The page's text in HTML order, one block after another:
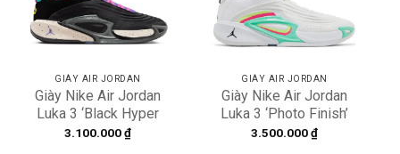
wishlist
GIÀY AIR JORDAN
Giày Nike Air Jordan
Luka 3 ‘Black Hyper
Jade Pink’ FQ1284-
3.100.000₫
wishlist
GIÀY AIR JORDAN
Giày Nike Air Jordan
Luka 3 ‘Photo Finish’
HQ5054-107
3.500.000₫